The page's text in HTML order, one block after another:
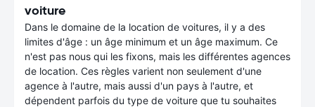
voiture
Dans le domaine de la location de voitures, il y a des
limites d'âge : un âge minimum et un âge maximum. Ce
n'est pas nous qui les fixons, mais les différentes agences
de location. Ces règles varient non seulement d'une
agence à l'autre, mais aussi d'un pays à l'autre, et
dépendent parfois du type de voiture que tu souhaites